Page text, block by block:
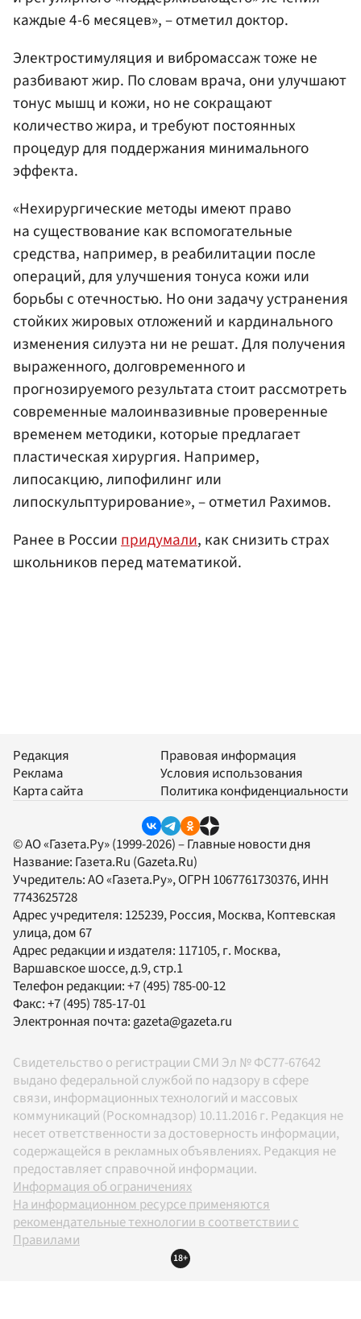
каждые 4-6 месяцев», – отметил доктор.
Электростимуляция и вибромассаж тоже не
разбивают жир. По словам врача, они улучшают
тонус мышц и кожи, но не сокращают
количество жира, и требуют постоянных
процедур для поддержания минимального
эффекта.
«Нехирургические методы имеют право
на существование как вспомогательные
средства, например, в реабилитации после
операций, для улучшения тонуса кожи или
борьбы с отечностью. Но они задачу устранения
стойких жировых отложений и кардинального
изменения силуэта ни не решат. Для получения
выраженного, долговременного и
прогнозируемого результата стоит рассмотреть
современные малоинвазивные проверенные
временем методики, которые предлагает
пластическая хирургия. Например,
липосакцию, липофилинг или
липоскульптурирование», – отметил Рахимов.
Ранее в Россиипридумали, как снизить страх
школьников перед математикой.
Редакция
Реклама
Карта сайта
Правовая информация
Условия использования
Политика конфиденциальности
© АО «Газета.Ру» (1999-2026) – Главные новости дня
Название: Газета.Ru (Gazeta.Ru)
Учредитель:АО «Газета.Ру», ОГРН 1067761730376, ИНН
7743625728
Адрес учредителя: 125239, Россия, Москва, Коптевская
улица, дом 67
Адрес редакции и издателя: 117105, г. Москва,
Варшавское шоссе, д.9, стр.1
Телефон редакции:+7 (495) 785-00-12
Факс:+7 (495) 785-17-01
Электронная почта: gazeta@gazeta.ru
Свидетельство о регистрации СМИ Эл № ФС77-67642
выдано федеральной службой по надзору в сфере
связи, информационных технологий и массовых
коммуникаций (Роскомнадзор) 10.11.2016 г. Редакция не
несет ответственности за достоверность информации,
содержащейся в рекламных объявлениях. Редакция не
предоставляет справочной информации.
Информация об ограничениях
На информационном ресурсе применяются
рекомендательные технологии в соответствии с
Правилами
18+